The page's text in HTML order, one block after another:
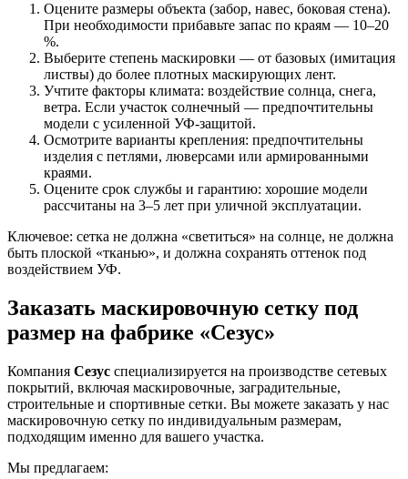
Оцените размеры объекта (забор, навес, боковая стена).
При необходимости прибавьте запас по краям — 10–20
%.
Выберите степень маскировки — от базовых (имитация
листвы) до более плотных маскирующих лент.
Учтите факторы климата: воздействие солнца, снега,
ветра. Если участок солнечный — предпочтительны
модели с усиленной УФ-защитой.
Осмотрите варианты крепления: предпочтительны
изделия с петлями, люверсами или армированными
краями.
Оцените срок службы и гарантию: хорошие модели
рассчитаны на 3–5 лет при уличной эксплуатации.
Ключевое: сетка не должна «светиться» на солнце, не должна
быть плоской «тканью», и должна сохранять оттенок под
воздействием УФ.
Заказать маскировочную сетку под
размер на фабрике «Сезус»
Компания Сезус специализируется на производстве сетевых
покрытий, включая маскировочные, заградительные,
строительные и спортивные сетки. Вы можете заказать у нас
маскировочную сетку по индивидуальным размерам,
подходящим именно для вашего участка.
Мы предлагаем: